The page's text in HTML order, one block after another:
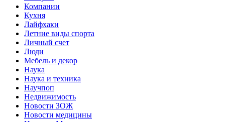
Компании
Кухня
Лайфхаки
Летние виды спорта
Личный счет
Люди
Мебель и декор
Наука
Наука и техника
Научпоп
Недвижимость
Новости ЗОЖ
Новости медицины